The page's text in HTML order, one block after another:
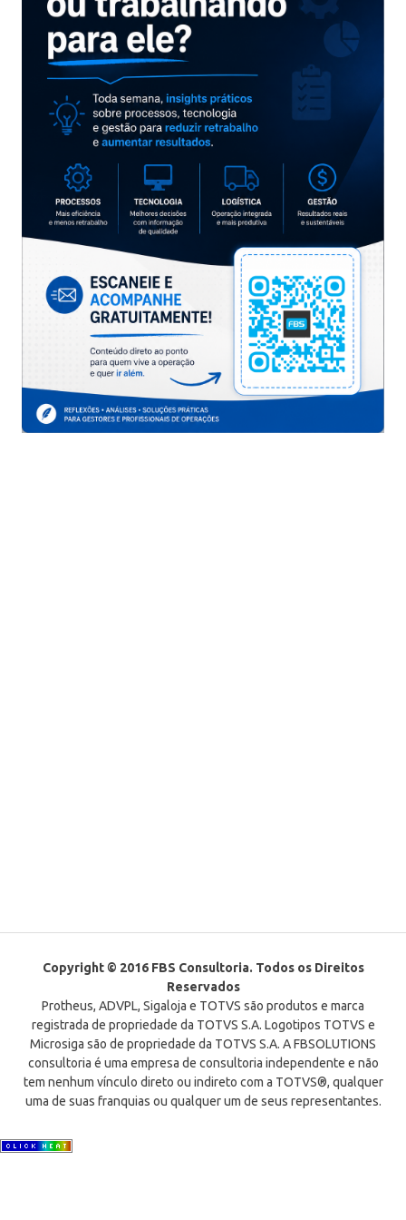
Copyright © 2016 FBS Consultoria. Todos os Direitos
Reservados
Protheus, ADVPL, Sigaloja e TOTVS são produtos e marca
registrada de propriedade da TOTVS S.A. Logotipos TOTVS e
Microsiga são de propriedade da TOTVS S.A. A FBSOLUTIONS
consultoria é uma empresa de consultoria independente e não
tem nenhum vínculo direto ou indireto com a TOTVS®, qualquer
uma de suas franquias ou qualquer um de seus representantes.